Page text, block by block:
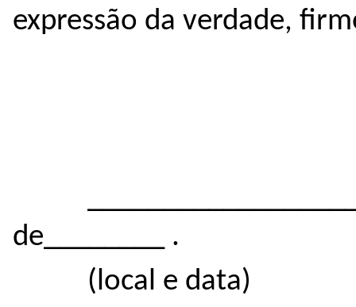
expressão da verdade,
de________ .
(local e data)